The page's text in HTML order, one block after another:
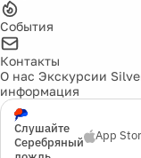
События
Контакты
О нас Экскурсии
информация
Слушайте
Серебряный
App